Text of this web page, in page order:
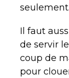
seulement.
Il faut
de servir
coup de
pour